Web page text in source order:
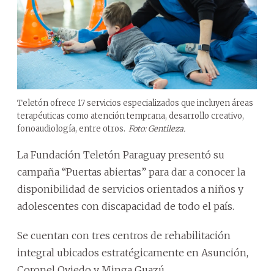
Teletón ofrece 17 servicios especializados que incluyen áreas
terapéuticas como atención temprana, desarrollo creativo,
fonoaudiología, entre otros. Foto: Gentileza.
La Fundación Teletón Paraguay presentó su
campaña “Puertas abiertas” para dar a conocer la
disponibilidad de servicios orientados a niños y
adolescentes con discapacidad de todo el país.
Se cuentan con tres centros de rehabilitación
integral ubicados estratégicamente en Asunción,